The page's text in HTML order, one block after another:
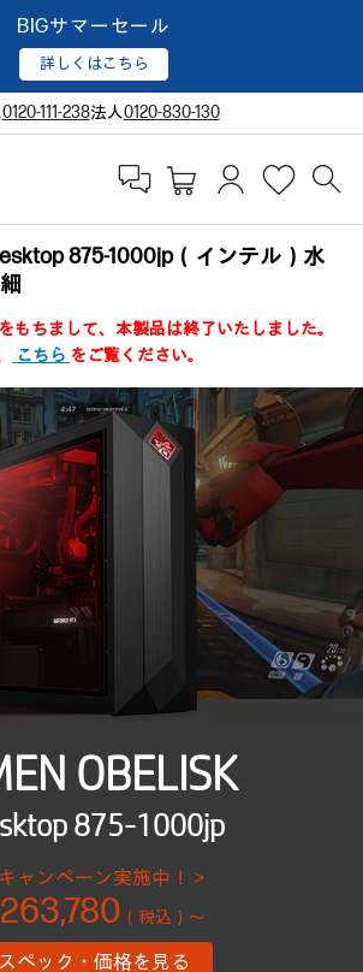
BIGサマーセール
詳しくはこちら
0120-111-238法人0120-830-130
875-1000jp（インテル）水
もちまして、本製品は終了いたしました。
こちら をご覧ください。
OBELISK
875-1000jp
ャンペーン実施中！＞
263,780 （税込）～
スペック・価格を見る